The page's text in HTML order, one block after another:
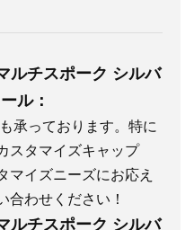
ルチスポーク シルバ
ル：
承っております。特に
スタマイズキャップ
マイズニーズにお応え
合わせください！
ルチスポーク シルバ